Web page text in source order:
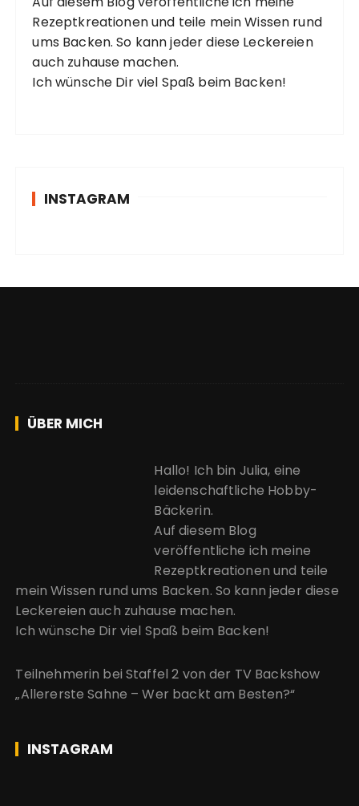
Rezeptkreationen und teile mein Wissen rund
ums Backen. So kann jeder diese Leckereien
auch zuhause machen.
Ich wünsche Dir viel Spaß beim Backen!
INSTAGRAM
ÜBER MICH
Hallo! Ich bin Julia, eine
leidenschaftliche Hobby-
Bäckerin.
Auf diesem Blog
veröffentliche ich meine
Rezeptkreationen und teile
mein Wissen rund ums Backen. So kann jeder diese
Leckereien auch zuhause machen.
Ich wünsche Dir viel Spaß beim Backen!
Teilnehmerin bei Staffel 2 von der TV Backshow
„Allererste Sahne – Wer backt am Besten?“
INSTAGRAM